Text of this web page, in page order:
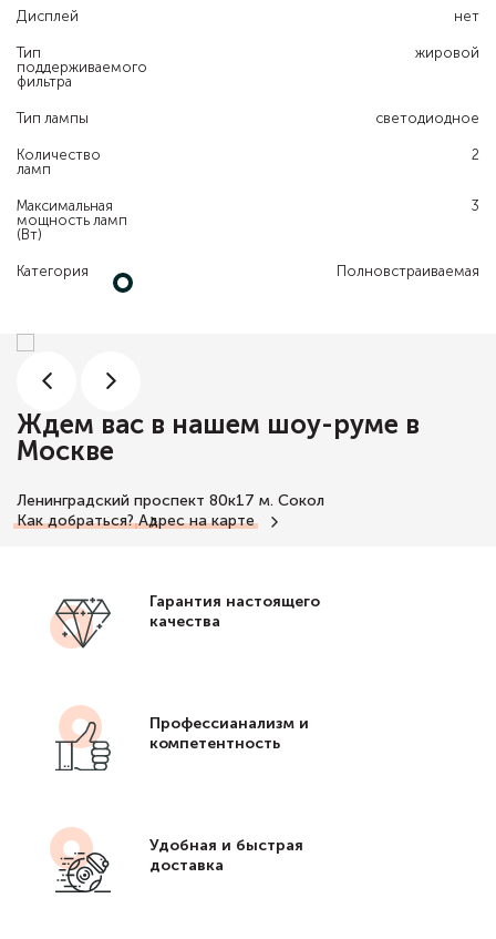
Дисплей нет
Тип
поддерживаемого
фильтра
жировой
Тип лампы светодиодное
Количество
ламп
2
Максимальная
мощность ламп
(Вт)
3
Категория Полновстраиваемая
Ждем вас в нашем шоу-руме в
Москве
Ленинградский проспект 80к17 м. Сокол
Как добраться? Адрес на карте
Гарантия настоящего
качества
Профессианализм и
компетентность
Удобная и быстрая
доставка